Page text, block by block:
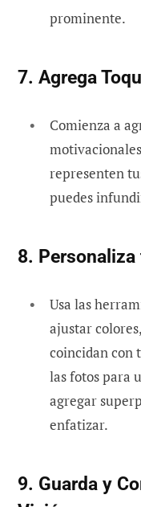
prominente.
7. Agrega
Comienza a
representen
puedes
8.
Usa las
ajustar
coincidan con
las fotos para
agregar
enfatizar.
9. Guarda y